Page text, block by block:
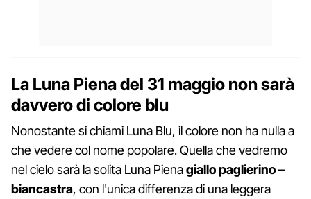
La Luna Piena del 31 maggio non sarà
davvero di colore blu
Nonostante si chiami Luna Blu, il colore non ha nulla a
che vedere col nome popolare. Quella che vedremo
nel cielo sarà la solita Luna Pienagiallo paglierino –
biancastra, con l'unica differenza di una leggera